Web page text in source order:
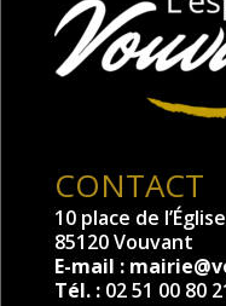
CONTACT
10 place de l’Église
85120 Vouvant
E-mail :
Tél. : 02 51 00 80